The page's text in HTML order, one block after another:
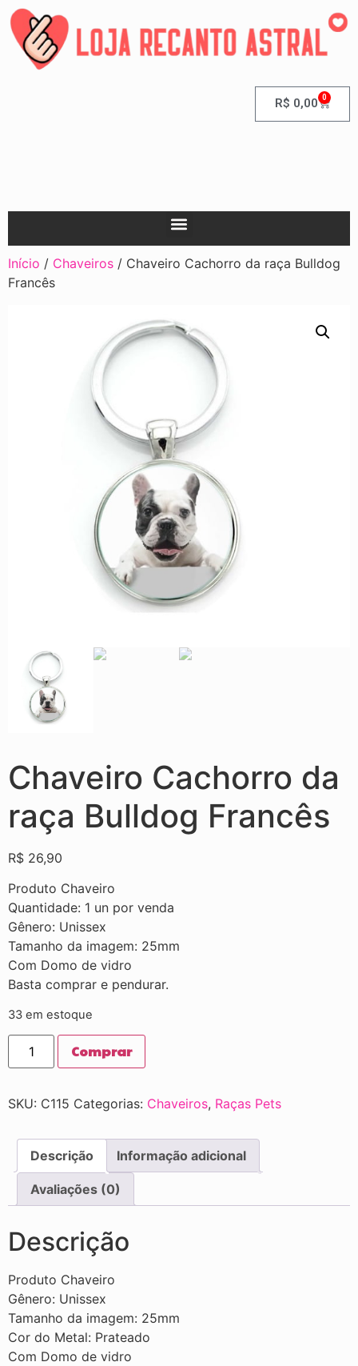
R$ 0,00 0
Início / Chaveiros / Chaveiro Cachorro da raça Bulldog
Francês
Chaveiro Cachorro da
raça Bulldog Francês
R$ 26,90
Produto Chaveiro
Quantidade: 1 un por venda
Gênero: Unissex
Tamanho da imagem: 25mm
Com Domo de vidro
Basta comprar e pendurar.
33 em estoque
Comprar
SKU: C115 Categorias: Chaveiros, Raças Pets
Descrição Informação adicional
Avaliações (0)
Descrição
Produto Chaveiro
Gênero: Unissex
Tamanho da imagem: 25mm
Cor do Metal: Prateado
Com Domo de vidro